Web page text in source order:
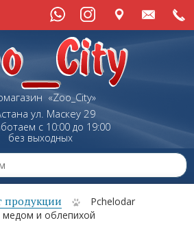
«Zoo_City»
ул. Маскеу29
с 10:00 до 19:00
без выходных
продукции
Pchelodar
и облепихой